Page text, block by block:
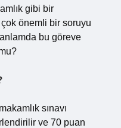
gibi bir
önemli bir soruyu
anlamda bu göreve
sınavı
ve 70 puan